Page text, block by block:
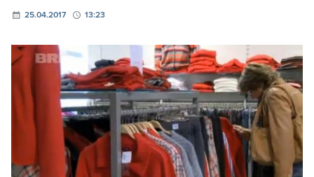
25.04.2017 13:23